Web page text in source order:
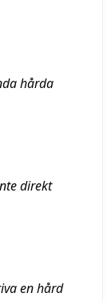
hårda
direkt
en hård